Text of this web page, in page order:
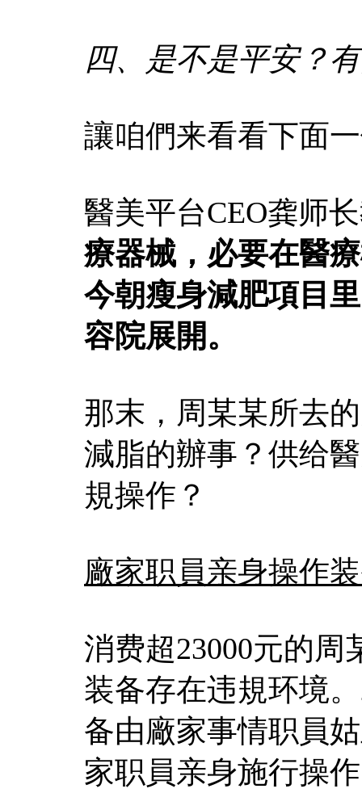
四、是不是平安？
讓咱們来看看下面
醫美平台CEO龚师
療器械，必要在醫
今朝瘦身減肥項目
容院展開。
那末，周某某所去
減脂的辦事？供给
規操作？
廠家职員亲身操作
消费超23000元的
装备存在违規环境
备由廠家事情职員
家职員亲身施行操